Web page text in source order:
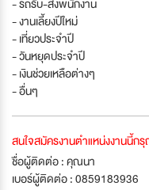
- รถรับ-ส่งพนักงาน
- งานเลี้ยงปีใหม่
- เที่ยวประจำปี
- วันหยุดประจำปี
- เงินช่วยเหลือต่างๆ
- อื่นๆ
สนใจสมัครงานตำแหน่งงานนี้
ชื่อผู้ติดต่อ : คุณนา
เบอร์ผู้ติดต่อ : 0859183936